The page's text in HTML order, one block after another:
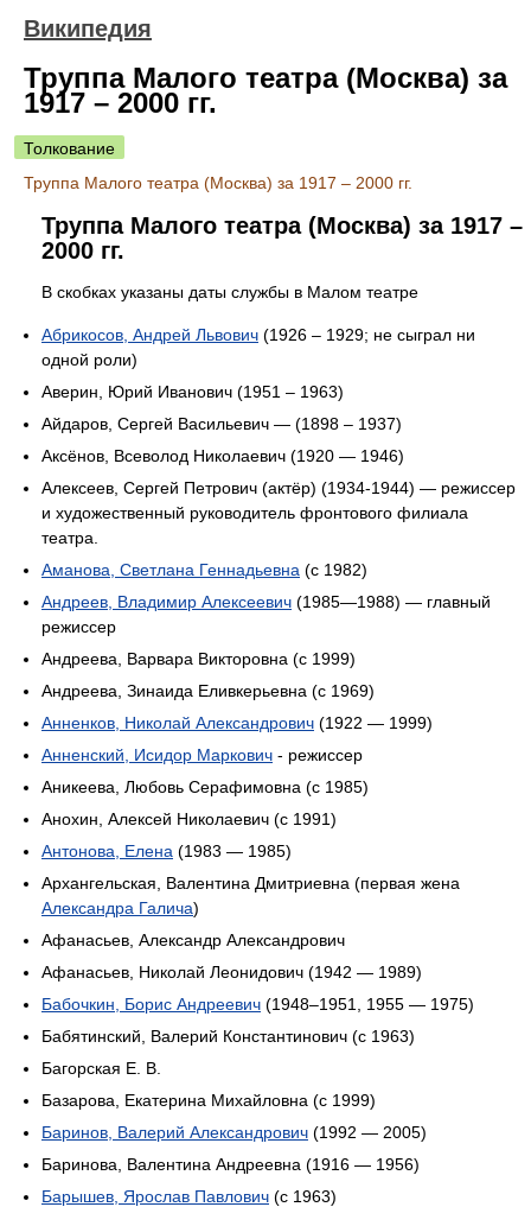
Википедия
Труппа Малого театра (Москва) за
1917 – 2000 гг.
Толкование
Труппа Малого театра (Москва) за 1917 – 2000 гг.
Труппа Малого театра (Москва) за 1917 –
2000 гг.
В скобках указаны даты службы в Малом театре
Абрикосов, Андрей Львович (1926 – 1929; не сыграл ни
одной роли)
Аверин, Юрий Иванович (1951 – 1963)
Айдаров, Сергей Васильевич — (1898 – 1937)
Аксёнов, Всеволод Николаевич (1920 — 1946)
Алексеев, Сергей Петрович (актёр) (1934-1944) — режиссер
и художественный руководитель фронтового филиала
театра.
Аманова, Светлана Геннадьевна (с 1982)
Андреев, Владимир Алексеевич (1985—1988) — главный
режиссер
Андреева, Варвара Викторовна (с 1999)
Андреева, Зинаида Еливкерьевна (с 1969)
Анненков, Николай Александрович (1922 — 1999)
Анненский, Исидор Маркович - режиссер
Аникеева, Любовь Серафимовна (c 1985)
Анохин, Алексей Николаевич (c 1991)
Антонова, Елена (1983 — 1985)
Архангельская, Валентина Дмитриевна (первая жена
Александра Галича)
Афанасьев, Александр Александрович
Афанасьев, Николай Леонидович (1942 — 1989)
Бабочкин, Борис Андреевич (1948–1951, 1955 — 1975)
Бабятинский, Валерий Константинович (с 1963)
Багорская Е. В.
Базарова, Екатерина Михайловна (c 1999)
Баринов, Валерий Александрович (1992 — 2005)
Баринова, Валентина Андреевна (1916 — 1956)
Барышев, Ярослав Павлович (с 1963)